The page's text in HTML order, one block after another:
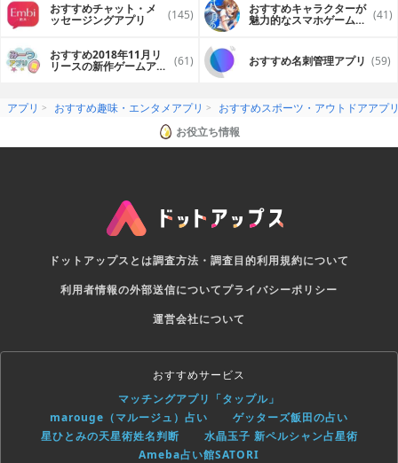
おすすめチャット・メ
ッセージングアプリ (145) おすすめキャラクターが
魅力的なスマホゲームア (41)
おすすめ2018年11月リ
リースの新作ゲームアプ (61) おすすめ名刺管理アプリ (59)
アプリ おすすめ趣味・エンタメアプリ
おすすめスポーツ・アウトドアアプ
お役立ち情報
ドットアップスとは調査方法・調査目的利用規約について
利用者情報の外部送信についてプライバシーポリシー
運営会社について
おすすめサービス
マッチングアプリ「タップル」
marouge（マルージュ）占い
ゲッターズ飯田の占い
星ひとみの天星術姓名判断
水晶玉子 新ペルシャン占星術
Ameba占い館SATORI